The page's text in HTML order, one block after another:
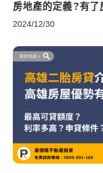
房地產的定義？有
2024/12/30